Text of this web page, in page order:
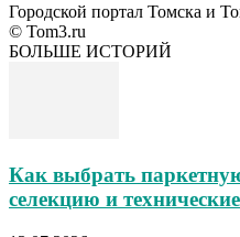
Городской портал Томска и
© Tom3.ru
БОЛЬШЕ ИСТОРИЙ
Как выбрать
селекцию и